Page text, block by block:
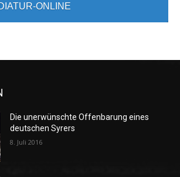
ONLINE
Die unerwünschte Offenbarung eines
deutschen Syrers
8. Juli 2016